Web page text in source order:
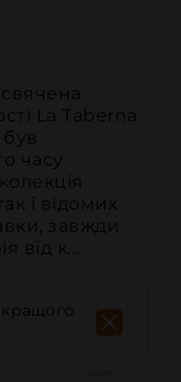
La Taberna
часу
і відомих
завжди
від к...